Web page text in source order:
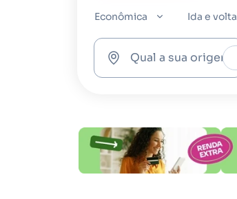
Econômica Ida e volta
Qual a sua origem?